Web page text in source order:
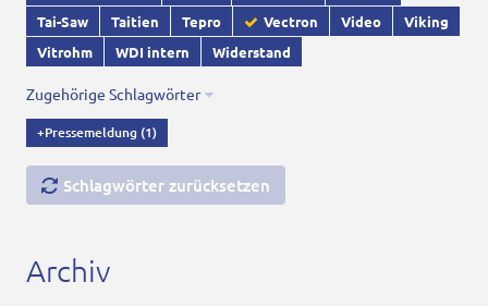
Tai-Saw
Taitien Tepro Vectron Video
Viking
Vitrohm
WDI intern Widerstand
Zugehörige Schlagwörter
+Pressemeldung (1)
Schlagwörter zurücksetzen
Archiv